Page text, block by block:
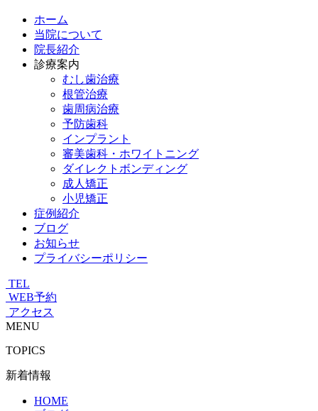
ホーム
当院について
院長紹介
診療案内
むし歯治療
根管治療
歯周病治療
予防歯科
インプラント
審美歯科・ホワイトニング
ダイレクトボンディング
成人矯正
小児矯正
症例紹介
ブログ
お知らせ
プライバシーポリシー
TEL
WEB予約
アクセス
MENU
TOPICS
新着情報
HOME